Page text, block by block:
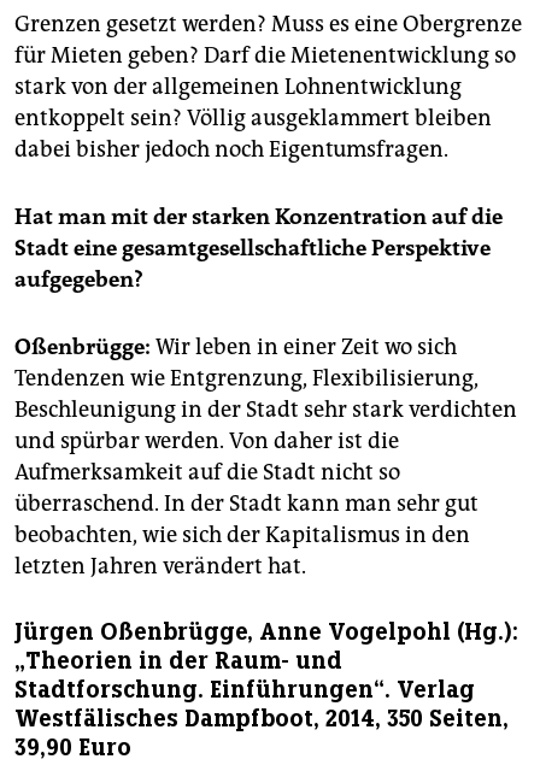
Grenzen gesetzt werden? Muss es eine Obergrenze
für Mieten geben? Darf die Mietenentwicklung so
stark von der allgemeinen Lohnentwicklung
entkoppelt sein? Völlig ausgeklammert bleiben
dabei bisher jedoch noch Eigentumsfragen.
Hat man mit der starken Konzentration auf die
Stadt eine gesamtgesellschaftliche Perspektive
aufgegeben?
Oßenbrügge: Wir leben in einer Zeit wo sich
Tendenzen wie Entgrenzung, Flexibilisierung,
Beschleunigung in der Stadt sehr stark verdichten
und spürbar werden. Von daher ist die
Aufmerksamkeit auf die Stadt nicht so
überraschend. In der Stadt kann man sehr gut
beobachten, wie sich der Kapitalismus in den
letzten Jahren verändert hat.
Jürgen Oßenbrügge, Anne Vogelpohl (Hg.):
„Theorien in der Raum- und
Stadtforschung. Einführungen“. Verlag
Westfälisches Dampfboot, 2014, 350 Seiten,
39,90 Euro